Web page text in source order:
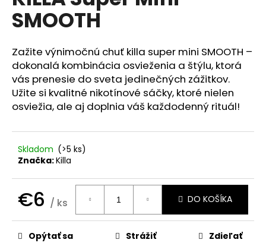
0,0
z
hviezdičiek.
SMOOTH
Zažite výnimočnú chuť killa super mini SMOOTH –
dokonalá kombinácia osvieženia a štýlu, ktorá
vás prenesie do sveta jedinečných zážitkov.
Užite si kvalitné nikotínové sáčky, ktoré nielen
osviežia, ale aj doplnia váš každodenný rituál!
Skladom (>5 ks)
Značka:Killa
€6 / ks
cena:
DO KOŠÍKA
Opýtať sa Strážiť Zdieľať
á
j
s
ť
?
d
o